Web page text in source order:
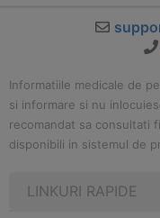
Informatiile medicale de
si informare si nu
recomandat sa consultati
disponibili in sistemul de
LINKURI RAPIDE